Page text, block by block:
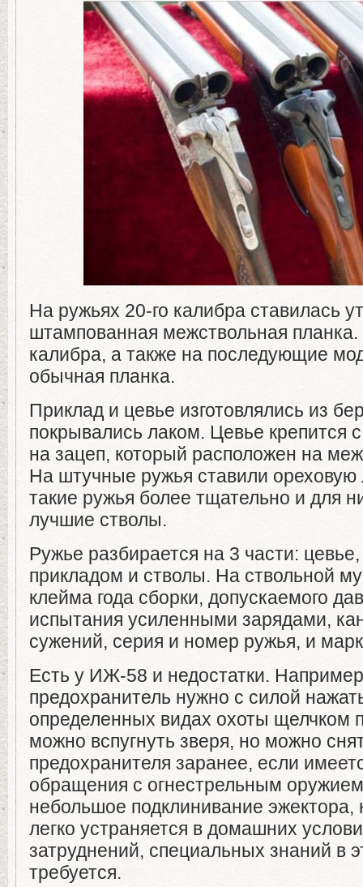
На ружьях 20-го калибра ставилась
штампованная межствольная
калибра, а также на последующие
обычная планка.
Приклад и цевье изготовлялись из
покрывались лаком. Цевье крепится
на зацеп, который расположен на
На штучные ружья ставили ореховую
такие ружья более тщательно и для
лучшие стволы.
Ружье разбирается на 3 части: цевье,
прикладом и стволы. На ствольной
клейма года сборки, допускаемого
испытания усиленными зарядами,
сужений, серия и номер ружья, и
Есть у ИЖ-58 и недостатки.
предохранитель нужно с силой
определенных видах охоты щелчком
можно вспугнуть зверя, но можно
предохранителя заранее, если
обращения с огнестрельным
небольшое подклинивание эжектора,
легко устраняется в домашних
затруднений, специальных знаний в
требуется.